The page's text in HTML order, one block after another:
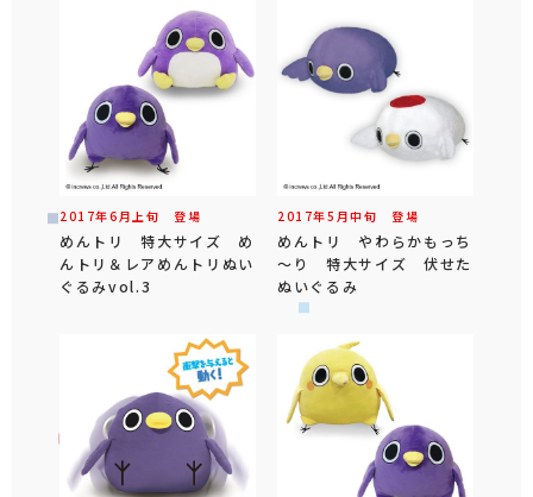
2017年6 月 上旬 登場
めんトリ 特大サイズ め
んトリ＆レアめんトリぬい
ぐるみvol.3
2017年5 月中旬 登場
めんトリ やわらかもっち
～り 特大サイズ 伏せた
ぬいぐるみ